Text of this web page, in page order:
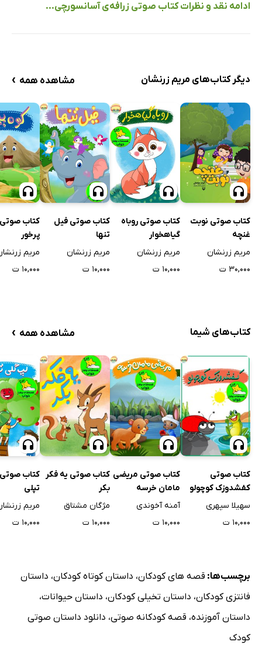
ادامه نقد و نظرات کتاب صوتی زرافه‌ی آسانسورچی...
دیگر کتاب‌های مریم زرنشان مشاهده همه ›
کتاب صوتی نوبت
غنچه
مریم زرنشان
۳۰,۰۰۰ ت
کتاب صوتی روباه
گیاهخوار
مریم زرنشان
۱۰,۰۰۰ ت
کتاب صوتی فیل
تنها
مریم زرنشان
۱۰,۰۰۰ ت
کتاب
پرخور
مریم
۱۰,۰۰۰ ت
کتاب‌های شیما مشاهده همه ›
کتاب صوتی
کفشدوزک کوچولو
سهیلا سپهری
۱۰,۰۰۰ ت
کتاب صوتی مریضی
مامان خرسه
آمنه آخوندی
۱۰,۰۰۰ ت
کتاب صوتی یه فکر
بکر
مژگان مشتاق
۱۰,۰۰۰ ت
کتاب
تپلی
مریم
۱۰,۰۰۰ ت
برچسب‌ها: قصه های کودکان، داستان کوتاه کودکان، داستان
فانتزی کودکان، داستان تخیلی کودکان، داستان حیوانات،
داستان آموزنده، قصه کودکانه صوتی، دانلود داستان صوتی
کودک